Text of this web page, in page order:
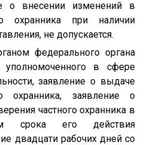
о внесении изменений в
охранника при наличии
не допускается.
федерального органа
уполномоченного в сфере
заявление о выдаче
охранника, заявление о
частного охранника в
срока его действия
двадцати рабочих дней со